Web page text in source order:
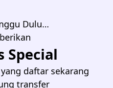
Dulu…
Special
daftar sekarang
transfer